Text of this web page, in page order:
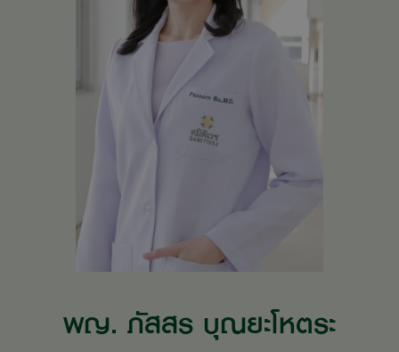
พญ. ภัสสร บุณยะโหตระ